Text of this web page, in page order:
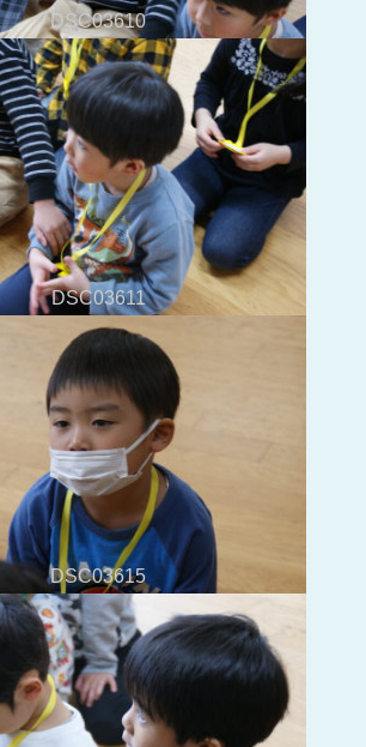
DSC03610
DSC03611
DSC03615